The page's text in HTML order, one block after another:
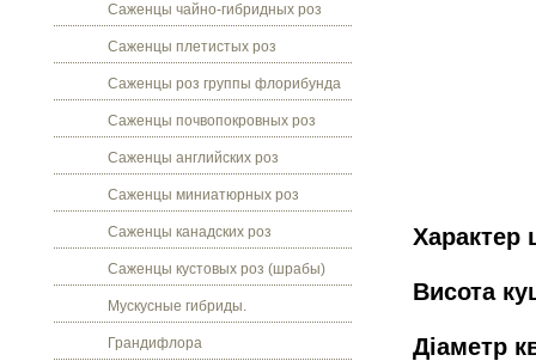
Саженцы чайно-гибридных роз
Саженцы плетистых роз
Саженцы роз группы флорибунда
Саженцы почвопокровных роз
Саженцы английских роз
Саженцы миниатюрных роз
Саженцы канадских роз
Саженцы кустовых роз (шрабы)
Мускусные гибриды.
Грандифлора
Характер
Висота
Діаметр